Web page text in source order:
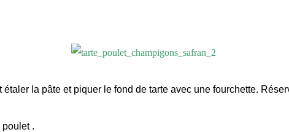
étaler la pâte et piquer le fond de tarte avec une fourchette.
poulet .